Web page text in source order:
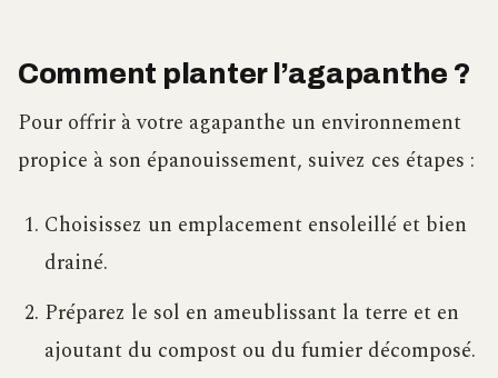
Comment planter l’agapanthe ?
Pour offrir à votre agapanthe un environnement
propice à son épanouissement, suivez ces étapes :
Choisissez un emplacement ensoleillé et bien
drainé.
Préparez le sol en ameublissant la terre et en
ajoutant du compost ou du fumier décomposé.